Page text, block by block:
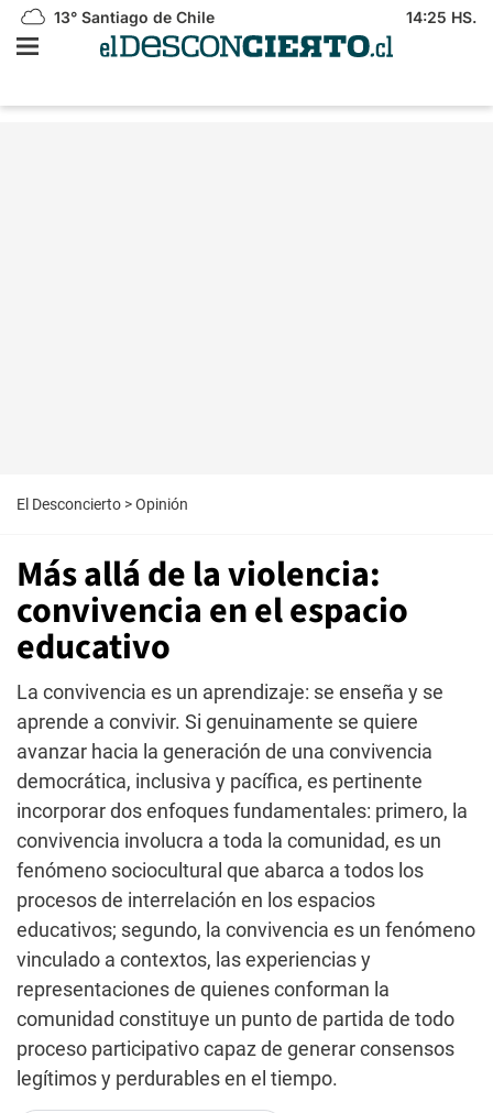
13° Santiago de Chile 14:25 HS.
El Desconcierto >Opinión
Más allá de la violencia:
convivencia en el espacio
educativo
La convivencia es un aprendizaje: se enseña y se
aprende a convivir. Si genuinamente se quiere
avanzar hacia la generación de una convivencia
democrática, inclusiva y pacífica, es pertinente
incorporar dos enfoques fundamentales: primero, la
convivencia involucra a toda la comunidad, es un
fenómeno sociocultural que abarca a todos los
procesos de interrelación en los espacios
educativos; segundo, la convivencia es un fenómeno
vinculado a contextos, las experiencias y
representaciones de quienes conforman la
comunidad constituye un punto de partida de todo
proceso participativo capaz de generar consensos
legítimos y perdurables en el tiempo.